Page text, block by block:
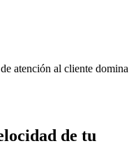
atención al cliente domina
de tu